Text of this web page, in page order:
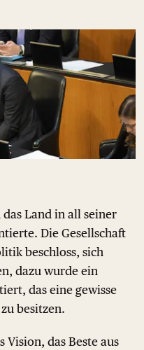
das Land in all seiner
Die Gesellschaft
beschloss, sich
dazu wurde ein
das eine gewisse
besitzen.
Vision, das Beste aus